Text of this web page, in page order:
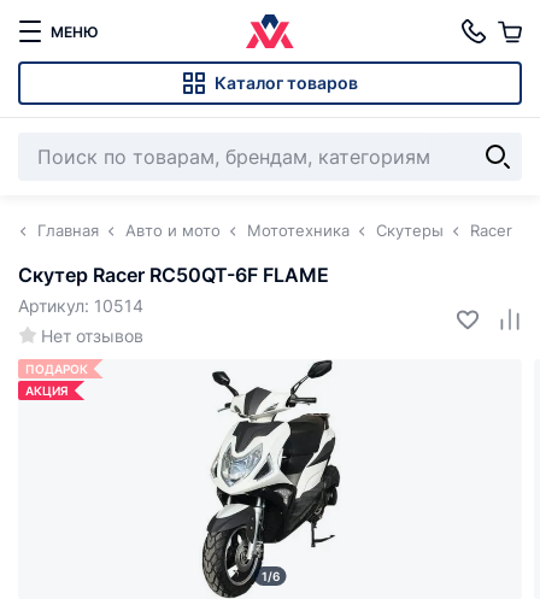
МЕНЮ
Каталог товаров
Главная Авто и мото Мототехника Скутеры Racer
Скутер Racer RC50QT-6F FLAME
Нет отзывов
Артикул: 10514
ПОДАРОК
АКЦИЯ
1/6